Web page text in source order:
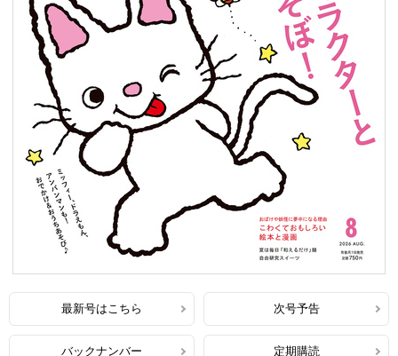
最新号はこちら 次号予告
バックナンバー 定期購読